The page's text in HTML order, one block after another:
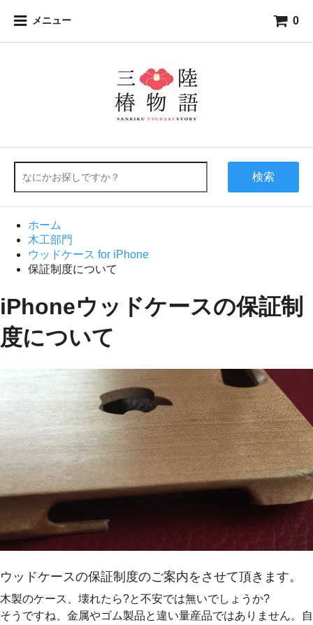
メニュー 0
検索
ホーム
木工部門
ウッドケース for iPhone
保証制度について
iPhoneウッドケースの保証制
度について
ウッドケースの保証制度のご案内をさせて頂きます。
木製のケース、壊れたら?と不安では無いでしょうか?
そうですね、金属やゴム製品と違い量産品ではありません。自